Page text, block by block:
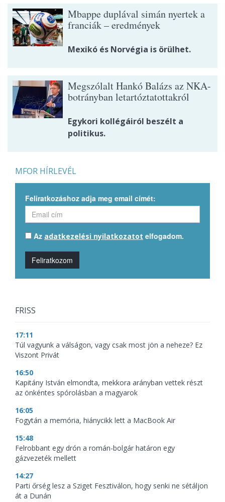
Mbappe duplával simán nyertek a
franciák – eredmények
Mexikó és Norvégia is örülhet.
Megszólalt Hankó Balázs az NKA-
botrányban letartóztatottakról
Egykori kollégáiról beszélt a
politikus.
MFOR HÍRLEVÉL
Feliratkozáshoz adja meg email címét:
Az adatkezelési nyilatkozatot elfogadom.
Feliratkozom
FRISS
17:11
Túl vagyunk a válságon, vagy csak most jön a neheze? Ez
Viszont Privát
16:50
Kapitány István elmondta, mekkora arányban vettek részt
az önkéntes spórolásban a magyarok
16:05
Fogytán a memória, hiánycikk lett a MacBook Air
15:48
Felrobbant egy drón a román-bolgár határon egy
gázvezeték mellett
14:27
Parti őrség lesz a Sziget Fesztiválon, hogy senki ne sétáljon
át a Dunán